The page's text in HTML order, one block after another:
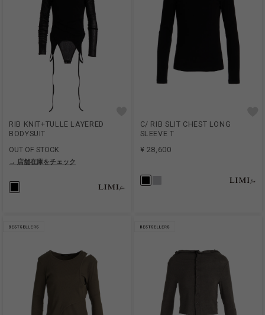
RIB KNIT+TULLE LAYERED
BODYSUIT
OUT OF STOCK
→ 店舗在庫をチェック
C/ RIB SLIT CHEST LONG
SLEEVE T
¥ 28,600